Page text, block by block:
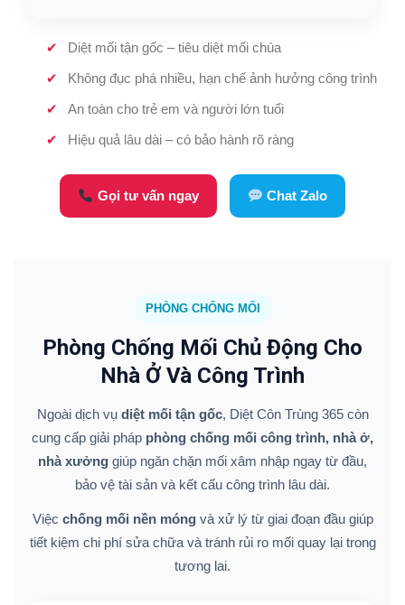
Diệt mối tận gốc – tiêu diệt mối chúa
Không đục phá nhiều, hạn chế ảnh hưởng công trình
An toàn cho trẻ em và người lớn tuổi
Hiệu quả lâu dài – có bảo hành rõ ràng
Gọi tư vấn ngay Chat Zalo
PHÒNG CHỐNG MỐI
Phòng Chống Mối Chủ Động Cho
Nhà Ở Và Công Trình
Ngoài dịch vụ diệt mối tận gốc, Diệt Côn Trùng 365 còn
cung cấp giải pháp phòng chống mối công trình, nhà ở,
nhà xưởng giúp ngăn chặn mối xâm nhập ngay từ đầu,
bảo vệ tài sản và kết cấu công trình lâu dài.
Việc chống mối nền móngvà xử lý từ giai đoạn đầu giúp
tiết kiệm chi phí sửa chữa và tránh rủi ro mối quay lại trong
tương lai.